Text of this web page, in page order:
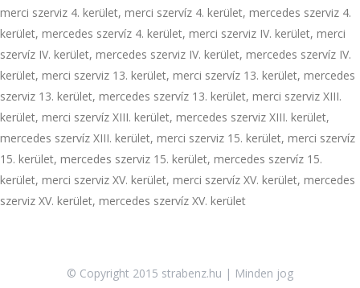
merci szerviz 4. kerület, merci szervíz 4. kerület, mercedes szerviz 4.
kerület, mercedes szervíz 4. kerület, merci szerviz IV. kerület, merci
szervíz IV. kerület, mercedes szerviz IV. kerület, mercedes szervíz IV.
kerület, merci szerviz 13. kerület, merci szervíz 13. kerület, mercedes
szerviz 13. kerület, mercedes szervíz 13. kerület, merci szerviz XIII.
kerület, merci szervíz XIII. kerület, mercedes szerviz XIII. kerület,
mercedes szervíz XIII. kerület, merci szerviz 15. kerület, merci szervíz
15. kerület, mercedes szerviz 15. kerület, mercedes szervíz 15.
kerület, merci szerviz XV. kerület, merci szervíz XV. kerület, mercedes
szerviz XV. kerület, mercedes szervíz XV. kerület
© Copyright 2015 strabenz.hu | Minden jog